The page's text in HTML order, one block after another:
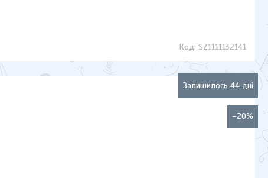
SZ1111132141
–20%
Залишилось 44 дні